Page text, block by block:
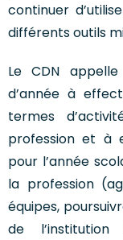
continuer
différents outils
Le CDN
d’année à
termes
profession et à
pour l’année
la profession
équipes,
de